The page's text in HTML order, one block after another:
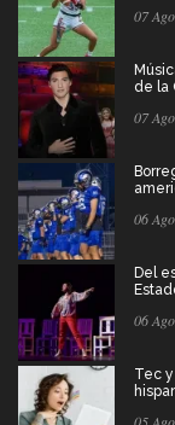
07
de la
07
06
Del
06
Tec